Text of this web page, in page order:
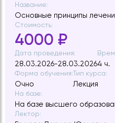
Название:
Основные принципы
Стоимость:
4000 ₽
Дата проведения:
28.03.2026-28.03.20264 ч.
Форма обучения:
Очно
Тип курса:
Лекция
На базе:
На базе высшего
Лектор: